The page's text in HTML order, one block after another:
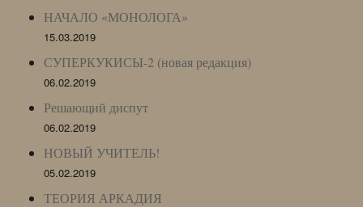
НАЧАЛО «МОНОЛОГА»
15.03.2019
СУПЕРКУКИСЫ-2 (новая редакция)
06.02.2019
Решающий диспут
06.02.2019
НОВЫЙ УЧИТЕЛЬ!
05.02.2019
ТЕОРИЯ АРКАДИЯ